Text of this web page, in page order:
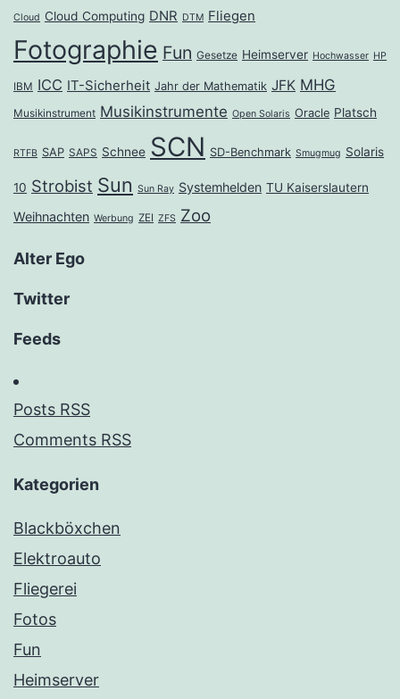
Cloud Cloud Computing DNR DTM Fliegen
Fotographie Fun Gesetze Heimserver Hochwasser HP
IBM ICC IT-Sicherheit Jahr der Mathematik JFK MHG
Musikinstrument Musikinstrumente Open Solaris Oracle Platsch
RTFB SAP SAPS Schnee SCN SD-Benchmark Smugmug Solaris
10 Strobist Sun Sun Ray Systemhelden TU Kaiserslautern
Weihnachten Werbung ZEI ZFS Zoo
Alter Ego
Twitter
Feeds
Posts RSS
Comments RSS
Kategorien
Blackböxchen
Elektroauto
Fliegerei
Fotos
Fun
Heimserver